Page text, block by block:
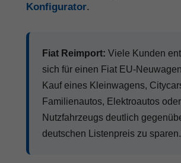
Konfigurator.
Fiat Reimport: Viele Kunden
sich für einen Fiat EU-
Kauf eines Kleinwagens,
Familienautos, Elektroautos oder
Nutzfahrzeugs deutlich
deutschen Listenpreis zu sparen.